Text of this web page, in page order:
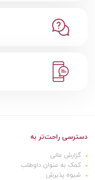
دسترسی راحت‌تر به
گزارش مالی
کمک به عنوان داوطلب
شیوه پذیرش